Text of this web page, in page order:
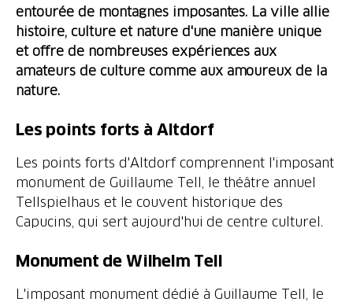
entourée de montagnes imposantes. La ville allie
histoire, culture et nature d'une manière unique
et offre de nombreuses expériences aux
amateurs de culture comme aux amoureux de la
nature.
Les points forts à Altdorf
Les points forts d'Altdorf comprennent l'imposant
monument de Guillaume Tell, le théâtre annuel
Tellspielhaus et le couvent historique des
Capucins, qui sert aujourd'hui de centre culturel.
Monument de Wilhelm Tell
L'imposant monument dédié à Guillaume Tell, le